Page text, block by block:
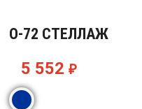
О-72 СТЕЛЛАЖ
5 552 ₽